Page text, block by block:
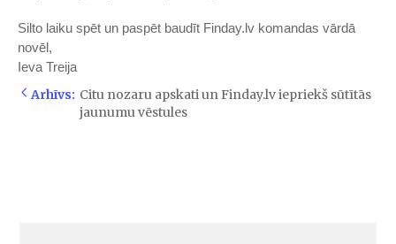
Silto laiku spēt un paspēt baudīt Finday.lv komandas vārdā
novēl,
Ieva Treija
Arhīvs: Citu nozaru apskati un Finday.lv iepriekš sūtītās
jaunumu vēstules